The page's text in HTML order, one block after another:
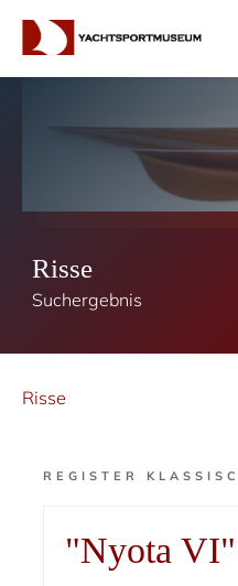
Risse
Suchergebnis
Risse
REGISTER
"Nyota